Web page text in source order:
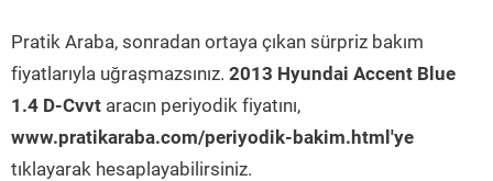
Pratik Araba, sonradan ortaya çıkan sürpriz bakım
fiyatlarıyla uğraşmazsınız. 2013 Hyundai Accent Blue
1.4 D-Cvvt aracın periyodik fiyatını,
www.pratikaraba.com/periyodik-bakim.html'ye
tıklayarak hesaplayabilirsiniz.